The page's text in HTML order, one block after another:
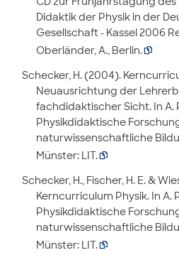
Didaktik der Physik in der
Gesellschaft - Kassel 2006
Oberländer, A., Berlin.
Schecker, H. (2004).
Neuausrichtung der
fachdidaktischer Sicht. In A.
Physikdidaktische
naturwissenschaftliche
Münster: LIT.
Schecker, H., Fischer, H. E. &
Kerncurriculum Physik. In A.
Physikdidaktische
naturwissenschaftliche
Münster: LIT.